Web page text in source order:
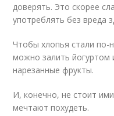
доверять. Это скорее
употреблять без вреда
Чтобы хлопья стали
можно залить йогуртом
нарезанные фрукты.
И, конечно, не стоит
мечтают похудеть.